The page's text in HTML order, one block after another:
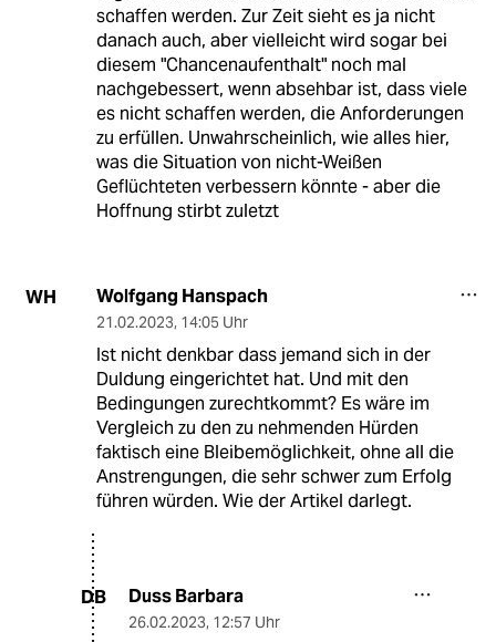
schaffen werden. Zur Zeit sieht es ja nicht
danach auch, aber vielleicht wird sogar bei
diesem "Chancenaufenthalt" noch mal
nachgebessert, wenn absehbar ist, dass viele
es nicht schaffen werden, die Anforderungen
zu erfüllen. Unwahrscheinlich, wie alles hier,
was die Situation von nicht-Weißen
Geflüchteten verbessern könnte - aber die
Hoffnung stirbt zuletzt
WH Wolfgang Hanspach
21.02.2023, 14:05 Uhr
Ist nicht denkbar dass jemand sich in der
Duldung eingerichtet hat. Und mit den
Bedingungen zurechtkommt? Es wäre im
Vergleich zu den zu nehmenden Hürden
faktisch eine Bleibemöglichkeit, ohne all die
Anstrengungen, die sehr schwer zum Erfolg
führen würden. Wie der Artikel darlegt.
DB Duss Barbara
26.02.2023, 12:57 Uhr